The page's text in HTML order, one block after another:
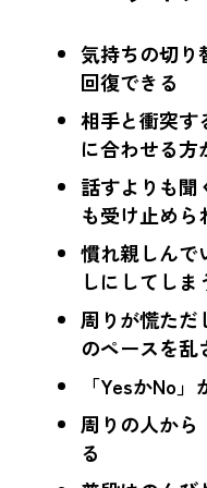
気持ちの切り
回復できる
相手と衝突す
に合わせる方
話すよりも聞
も受け止めら
慣れ親しんで
しにしてしま
周りが慌ただ
のペースを乱
「YesかNo
周りの人から
る